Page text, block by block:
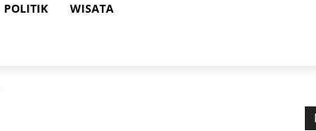
POLITIK WISATA